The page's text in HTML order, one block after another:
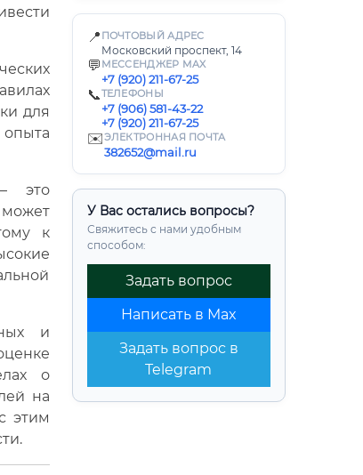
📍 ПОЧТОВЫЙ АДРЕС
Московский проспект, 14
💬 МЕССЕНДЖЕР MAX
+7 (920) 211-67-25
📞ТЕЛЕФОНЫ
+7 (906) 581-43-22
+7 (920) 211-67-25
✉️ЭЛЕКТРОННАЯ ПОЧТА
382652@mail.ru
У Вас остались вопросы?
Свяжитесь с нами удобным
способом:
Задать вопрос
Написать в Max
Задать вопрос в
Telegram
для
это
к
и
о
на
этим